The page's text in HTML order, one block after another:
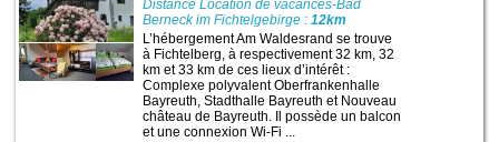
Distance Location de vacances-Bad
Berneck im Fichtelgebirge :12km
L’hébergement Am Waldesrand se trouve
à Fichtelberg, à respectivement 32 km, 32
km et 33 km de ces lieux d’intérêt :
Complexe polyvalent Oberfrankenhalle
Bayreuth, Stadthalle Bayreuth et Nouveau
château de Bayreuth. Il possède un balcon
et une connexion Wi-Fi ...